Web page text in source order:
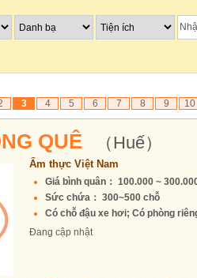
3 4 5 6 7 8 9 10
QUÊ （Huế）
Ẩm thực Việt Nam
Giá bình quân： 100.000 ~
Sức chứa： 300~500 chỗ
Có chỗ đậu xe hơi; Có phòng
Đang cập nhật